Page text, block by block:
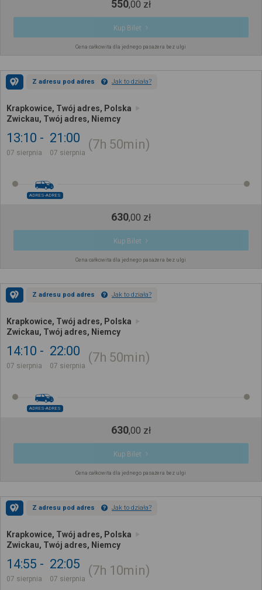
550,00 zł
Kup Bilet
Cena całkowita dla jednego pasażera bez ulgi
Z adresu pod adres Jak to działa?
Krapkowice, Twój adres, Polska
Zwickau, Twój adres, Niemcy
13:10
07 sierpnia
21:00
07 sierpnia
7h 50min
ADRES-ADRES
630,00 zł
Kup Bilet
Cena całkowita dla jednego pasażera bez ulgi
Z adresu pod adres Jak to działa?
Krapkowice, Twój adres, Polska
Zwickau, Twój adres, Niemcy
14:10
07 sierpnia
22:00
07 sierpnia
7h 50min
ADRES-ADRES
630,00 zł
Kup Bilet
Cena całkowita dla jednego pasażera bez ulgi
Z adresu pod adres Jak to działa?
Krapkowice, Twój adres, Polska
Zwickau, Twój adres, Niemcy
14:55
07 sierpnia
22:05
07 sierpnia
7h 10min